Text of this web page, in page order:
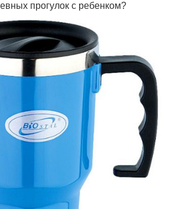
прогулок с ребенком?